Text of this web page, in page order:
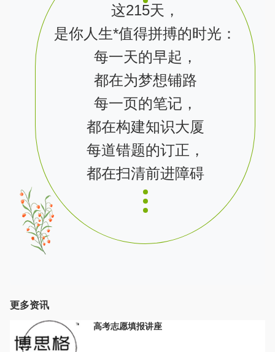
这215天，
是你人生*值得拼搏的时光：
每一天的早起，
都在为梦想铺路
每一页的笔记，
都在构建知识大厦
每道错题的订正，
都在扫清前进障碍
更多资讯
高考志愿填报讲座